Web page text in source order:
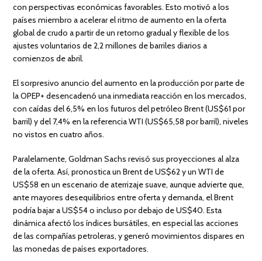
con perspectivas económicas favorables. Esto motivó a los
países miembro a acelerar el ritmo de aumento en la oferta
global de crudo a partir de un retorno gradual y flexible de los
ajustes voluntarios de 2,2 millones de barriles diarios a
comienzos de abril.
El sorpresivo anuncio del aumento en la producción por parte de
la OPEP+ desencadenó una inmediata reacción en los mercados,
con caídas del 6,5% en los futuros del petróleo Brent (US$61 por
barril) y del 7,4% en la referencia WTI (US$65,58 por barril), niveles
no vistos en cuatro años.
Paralelamente, Goldman Sachs revisó sus proyecciones al alza
de la oferta. Así, pronostica un Brent de US$62 y un WTI de
US$58 en un escenario de aterrizaje suave, aunque advierte que,
ante mayores desequilibrios entre oferta y demanda, el Brent
podría bajar a US$54 o incluso por debajo de US$40. Esta
dinámica afectó los índices bursátiles, en especial las acciones
de las compañías petroleras, y generó movimientos dispares en
las monedas de países exportadores.